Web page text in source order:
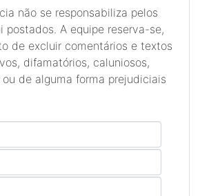
não se responsabiliza pelos
postados. A equipe reserva-se,
de excluir comentários e textos
difamatórios, caluniosos,
de alguma forma prejudiciais